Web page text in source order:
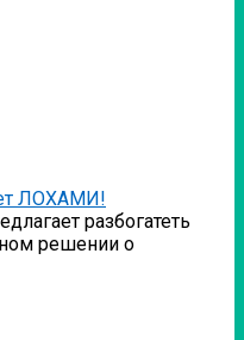
ЛОХАМИ!
разбогатеть
решении о